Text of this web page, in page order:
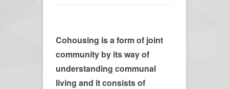
Cohousing is a form of joint
community by its way of
understanding communal
living and it consists of